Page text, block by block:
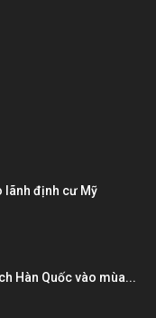
lãnh định cư Mỹ
Hàn Quốc vào mùa...